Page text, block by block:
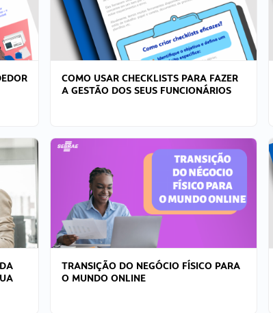
COMO USAR CHECKLISTS PARA FAZER
A GESTÃO DOS SEUS FUNCIONÁRIOS
TRANSIÇÃO DO NEGÓCIO FÍSICO PARA
O MUNDO ONLINE